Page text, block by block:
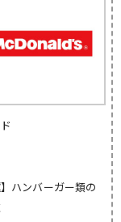
ド
】ハンバーガー類の